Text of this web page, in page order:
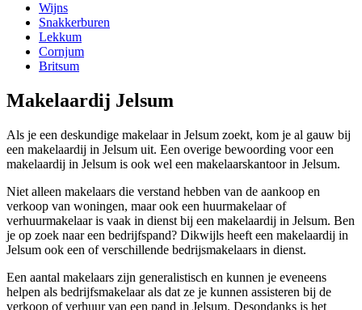
Wijns
Snakkerburen
Lekkum
Cornjum
Britsum
Makelaardij Jelsum
Als je een deskundige makelaar in Jelsum zoekt, kom je al gauw bij
een makelaardij in Jelsum uit. Een overige bewoording voor een
makelaardij in Jelsum is ook wel een makelaarskantoor in Jelsum.
Niet alleen makelaars die verstand hebben van de aankoop en
verkoop van woningen, maar ook een huurmakelaar of
verhuurmakelaar is vaak in dienst bij een makelaardij in Jelsum. Ben
je op zoek naar een bedrijfspand? Dikwijls heeft een makelaardij in
Jelsum ook een of verschillende bedrijsmakelaars in dienst.
Een aantal makelaars zijn generalistisch en kunnen je eveneens
helpen als bedrijfsmakelaar als dat ze je kunnen assisteren bij de
verkoop of verhuur van een pand in Jelsum. Desondanks is het